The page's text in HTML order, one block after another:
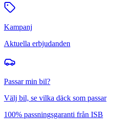
Kampanj
Aktuella erbjudanden
Passar min bil?
Välj bil, se vilka däck som passar
100% passningsgaranti från ISB